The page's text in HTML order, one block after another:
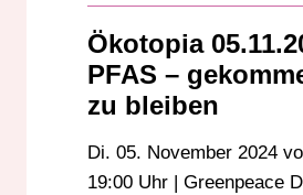
Ökotopia
PFAS –
zu bleiben
Di. 05. November 2024
19:00 Uhr | Greenpeace